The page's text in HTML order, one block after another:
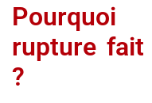
rupture fait
?